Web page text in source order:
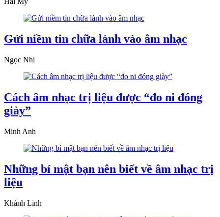
Gửi niềm tin chữa lành vào âm nhạc
Ngọc Nhi
Cách âm nhạc trị liệu được “đo ni đóng
giày”
Minh Anh
Những bí mật bạn nên biết về âm nhạc trị
liệu
Khánh Linh